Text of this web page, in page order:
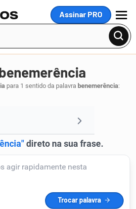
Assinar PRO
MENU
para 1 sentido da palavra benemerência: